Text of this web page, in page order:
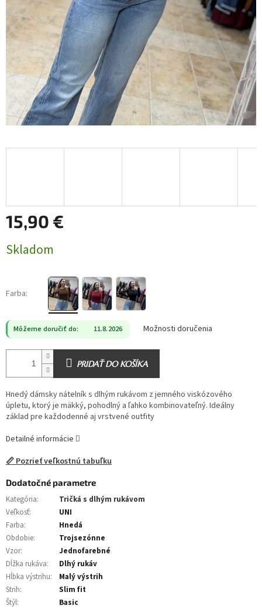
15,90 €
cena:
Skladom
Farba:
Môžeme doručiť do: 11.8.2026 Možnosti doručenia
PRIDAŤ DO KOŠÍKA
Hnedý dámsky nátelník s dlhým rukávom z jemného viskózového
úpletu, ktorý je mäkký, pohodlný a ľahko kombinovateľný. Ideálny
základ pre každodenné aj vrstvené outfity
Detailné informácie
📏 Pozrieť veľkostnú tabuľku
Dodatočné parametre
Kategória:
Tričká s dlhým rukávom
Veľkosť:
UNI
Farba:
Hnedá
Obdobie:
Trojsezónne
Vzor:
Jednofarebné
Dĺžka rukáva:
Dlhý rukáv
Hĺbka výstrihu:
Malý výstrih
Strih:
Slim fit
Štýl:
Basic